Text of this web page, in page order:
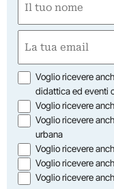
(Obbligatorio)
Nome
(Obbligatorio)
Opzioni
Voglio ricevere
didattica ed eventi
Voglio ricevere
Voglio ricevere
urbana
Voglio ricevere
Voglio ricevere
Voglio ricevere